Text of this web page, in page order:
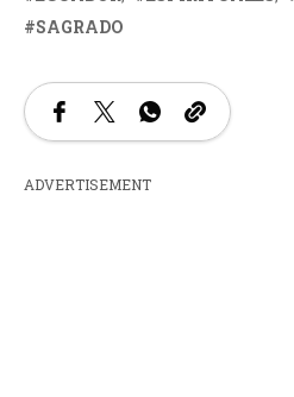
SAGRADO
ADVERTISEMENT